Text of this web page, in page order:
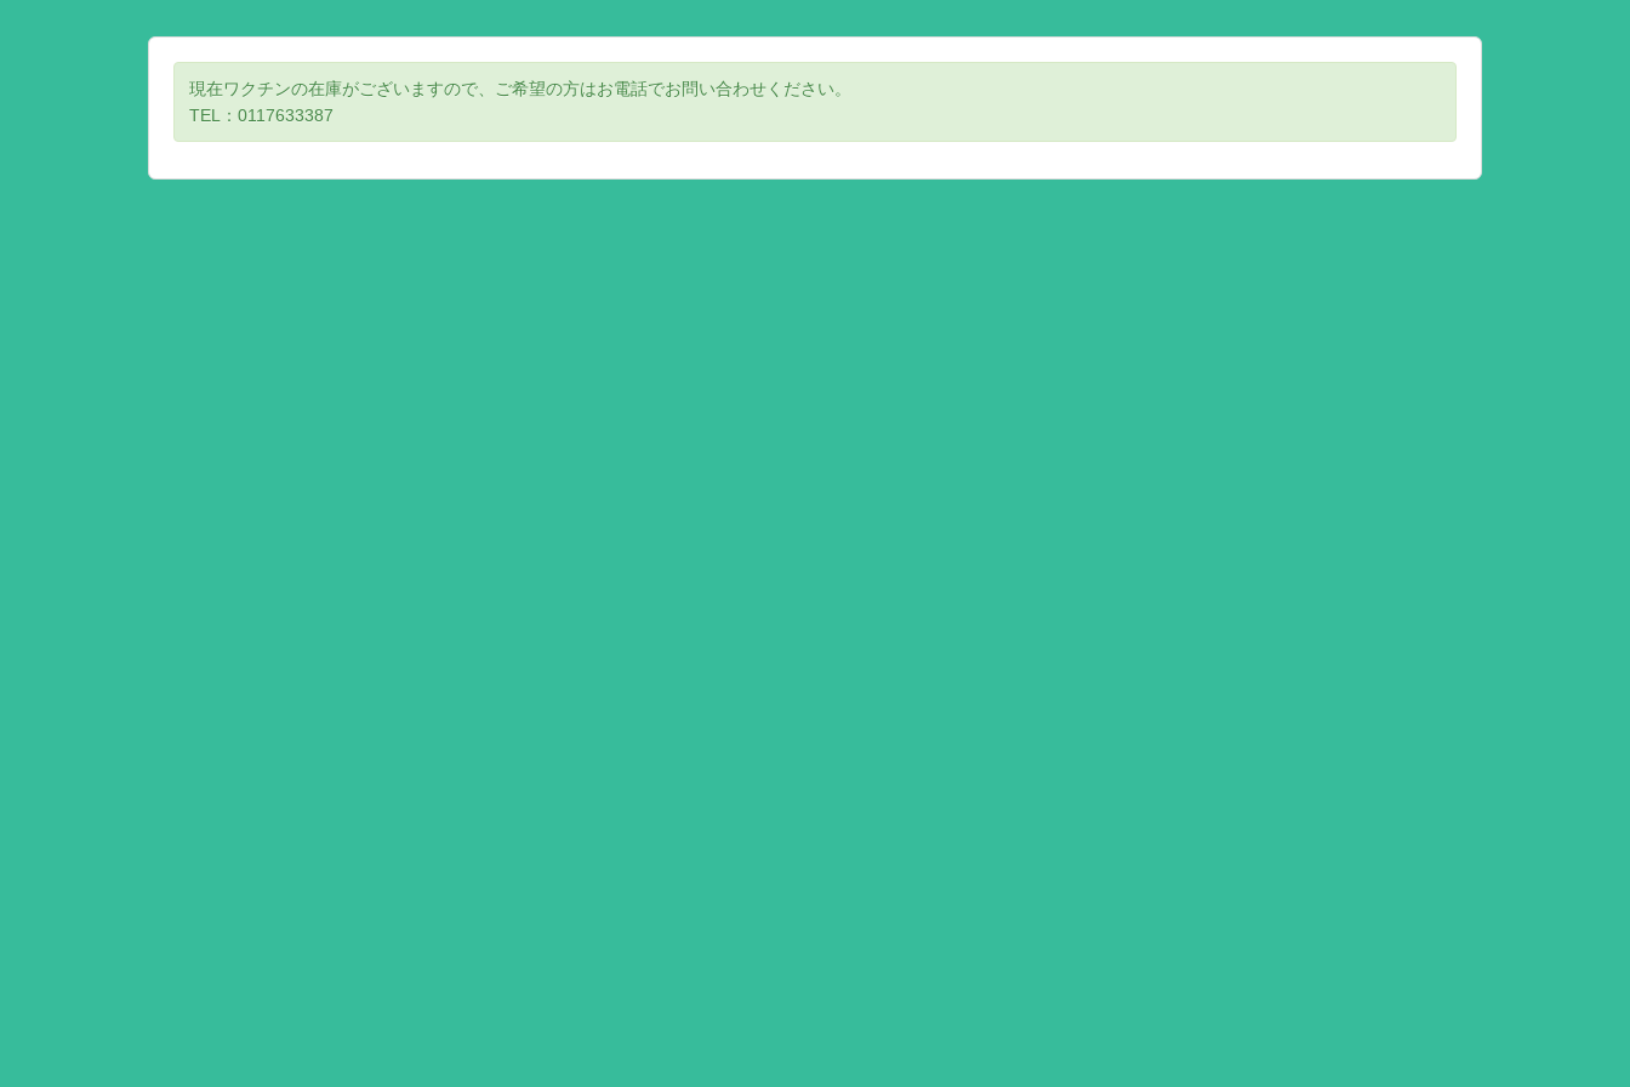
現在ワクチンの在庫がございますので、ご希望の方はお電話でお問い合わせください。
TEL：0117633387